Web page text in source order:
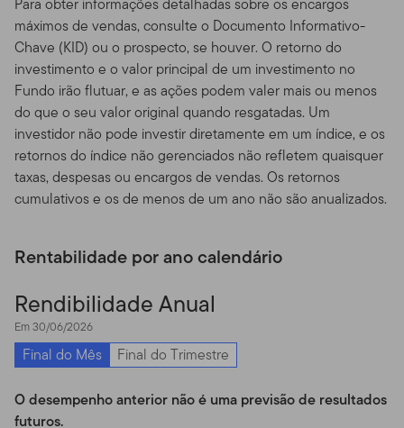
máximos de vendas, consulte o Documento Informativo-
Chave (KID) ou o prospecto, se houver. O retorno do
investimento e o valor principal de um investimento no
Fundo irão flutuar, e as ações podem valer mais ou menos
do que o seu valor original quando resgatadas. Um
investidor não pode investir diretamente em um índice, e os
retornos do índice não gerenciados não refletem quaisquer
taxas, despesas ou encargos de vendas. Os retornos
cumulativos e os de menos de um ano não são anualizados.
Rentabilidade por ano calendário
Rendibilidade Anual
Em 30/06/2026
Final do Mês Final do Trimestre
O desempenho anterior não é uma previsão de resultados
futuros.
Investimento
Disponibilidade de Prospectos.Para mais informações
sobre qualquer um dos fundos oferecidos, por favor
contate seu representante designado (consultor
financeiro) e obtenha um prospecto, ou faça o
download de um prospecto, que contém informações
importantes sobre os objetivos de cada fundo de
investimento, taxas de venda, despesas e
considerações sobre risco. Você deve ler os prospectos
Performance dos Fundos.O retorno de investimento e
condições de mercado, e você pode ter um ganho ou
perda quando você vender suas cotas. O valor das
cotas dos Fundos e a renda acumulada nas cotas, se
existir, pode subir ou cair.Performance anterior não
de investimento não são depósitos ou obrigações